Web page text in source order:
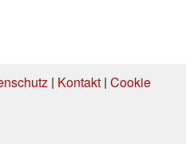
| Kontakt| Cookie